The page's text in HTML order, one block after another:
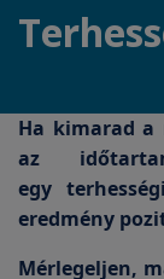
Ha kimarad a
az
egy
eredmény
Mérlegeljen,